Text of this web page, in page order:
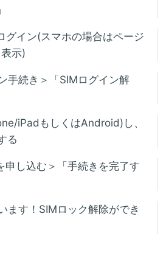
グイン(スマホの場合はページ
示)
手続き＞「SIMログイン解
iPadもしくはAndroid)し、
る
申し込む＞「手続きを完了す
ます！SIMロック解除ができ